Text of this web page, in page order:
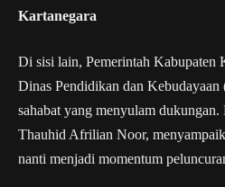
Kartanegara
Di sisi lain, Pemerintah Kabupaten
Dinas Pendidikan dan
sahabat yang menyulam
Thauhid Afrilian Noor,
nanti menjadi momentum